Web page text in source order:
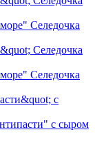
Селедочка
Селедочка
с сыром